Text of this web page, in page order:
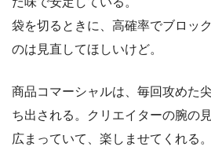
袋を切るときに、高確率でブロッ
のは見直してほしいけど。
商品コマーシャルは、毎回攻めた
ち出される。クリエイターの腕の
広まっていて、楽しませてくれる。